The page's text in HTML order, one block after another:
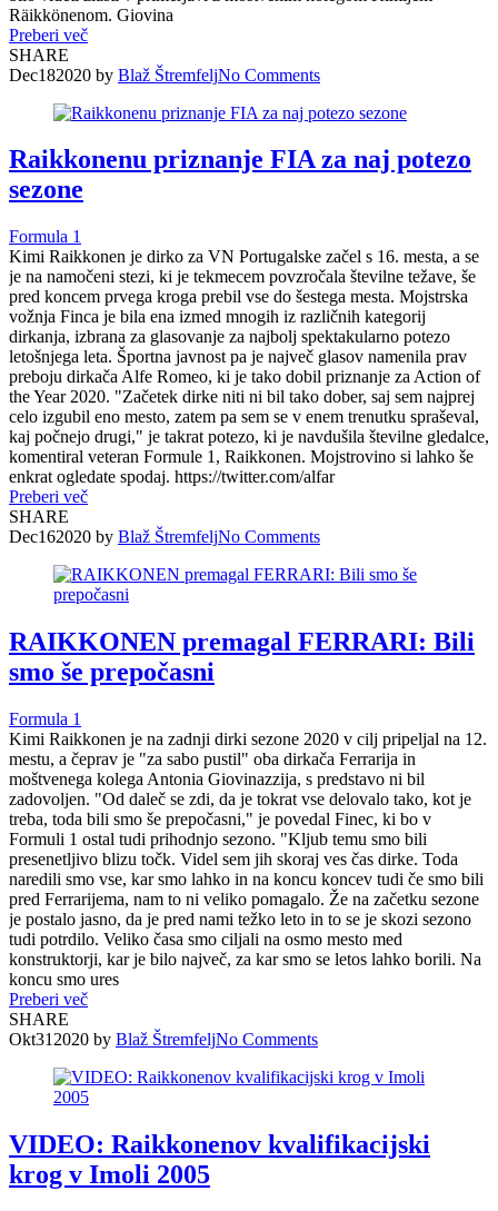
Räikkönenom. Giovina
Preberi več
SHARE
Dec182020 by Blaž ŠtremfeljNo Comments
Raikkonenu priznanje FIA za naj potezo
sezone
Formula 1
Kimi Raikkonen je dirko za VN Portugalske začel s 16. mesta, a se
je na namočeni stezi, ki je tekmecem povzročala številne težave, še
pred koncem prvega kroga prebil vse do šestega mesta. Mojstrska
vožnja Finca je bila ena izmed mnogih iz različnih kategorij
dirkanja, izbrana za glasovanje za najbolj spektakularno potezo
letošnjega leta. Športna javnost pa je največ glasov namenila prav
preboju dirkača Alfe Romeo, ki je tako dobil priznanje za Action of
the Year 2020. "Začetek dirke niti ni bil tako dober, saj sem najprej
celo izgubil eno mesto, zatem pa sem se v enem trenutku spraševal,
kaj počnejo drugi," je takrat potezo, ki je navdušila številne gledalce,
komentiral veteran Formule 1, Raikkonen. Mojstrovino si lahko še
enkrat ogledate spodaj. https://twitter.com/alfar
Preberi več
SHARE
Dec162020 by Blaž ŠtremfeljNo Comments
RAIKKONEN premagal FERRARI: Bili
smo še prepočasni
Formula 1
Kimi Raikkonen je na zadnji dirki sezone 2020 v cilj pripeljal na 12.
mestu, a čeprav je "za sabo pustil" oba dirkača Ferrarija in
moštvenega kolega Antonia Giovinazzija, s predstavo ni bil
zadovoljen. "Od daleč se zdi, da je tokrat vse delovalo tako, kot je
treba, toda bili smo še prepočasni," je povedal Finec, ki bo v
Formuli 1 ostal tudi prihodnjo sezono. "Kljub temu smo bili
presenetljivo blizu točk. Videl sem jih skoraj ves čas dirke. Toda
naredili smo vse, kar smo lahko in na koncu koncev tudi če smo bili
pred Ferrarijema, nam to ni veliko pomagalo. Že na začetku sezone
je postalo jasno, da je pred nami težko leto in to se je skozi sezono
tudi potrdilo. Veliko časa smo ciljali na osmo mesto med
konstruktorji, kar je bilo največ, za kar smo se letos lahko borili. Na
koncu smo ures
Preberi več
SHARE
Okt31 2020 by Blaž ŠtremfeljNo Comments
VIDEO: Raikkonenov kvalifikacijski
krog v Imoli 2005